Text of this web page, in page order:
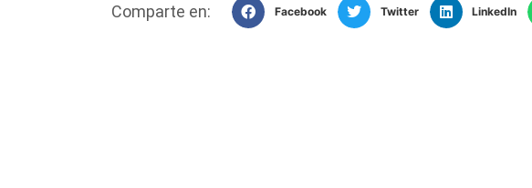
Comparte en: Facebook Twitter LinkedIn